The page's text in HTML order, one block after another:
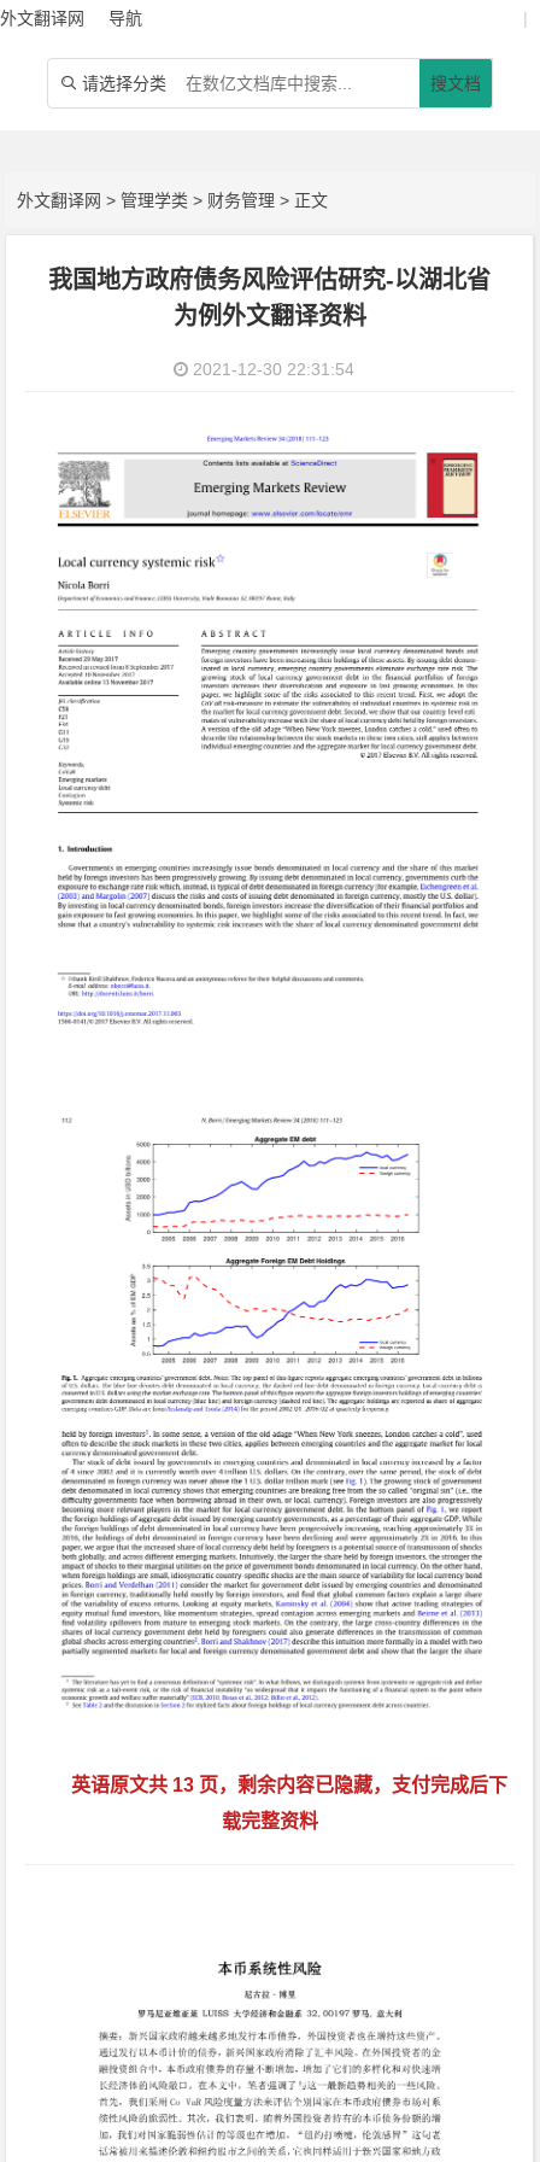
外文翻译网 导航 |
 请选择分类 搜文档
外文翻译网 >管理学类 > 财务管理 > 正文
我国地方政府债务风险评估研究-以湖北省
为例外文翻译资料
2021-12-30 22:31:54
英语原文共 13 页，剩余内容已隐藏，支付完成后下
载完整资料